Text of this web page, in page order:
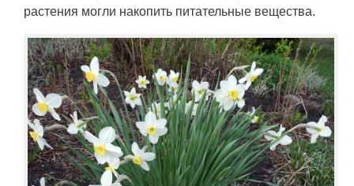
растения могли накопить питательные вещества.